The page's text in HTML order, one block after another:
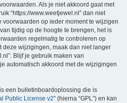
Als je niet akkoord gaat met
“https://www.weetjewel.nl” dan niet
voorwaarden op ieder moment te wijzigen
tijdig op de hoogte te brengen, het is
regelmatig te controleren op
deze wijzigingen, maak dan niet langer
Blijf je gebruik maken van
automatisch akkoord met de wijzigingen
een bulletinboardoplossing die is
Public License v2” (hierna “GPL”) en kan